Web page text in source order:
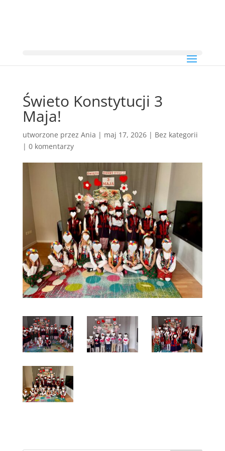
Świeto Konstytucji 3
Maja!
utworzone przez Ania | maj 17, 2026| Bez kategorii
| 0 komentarzy